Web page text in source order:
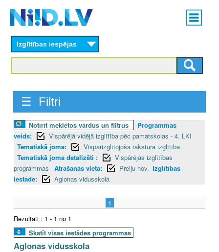
content
Main
menu
Izglītības iespējas
☰ Filtri
Notīrīt meklētos vārdus un filtrus
Programmas
veids:
Vispārējā vidējā izglītība pēc pamatskolas - 4. LKI
Tematiskā joma:
Vispārizglītojoša rakstura izglītība
Tematiskā joma detalizēti :
Vispārējās izglītības
programmas
Atrašanās vieta: Preiļu nov. Izglītības
iestāde:
Aglonas vidusskola
1
Rezultāti : 1 - 1 no 1
Skatīt visas iestādes programmas
Aglonas vidusskola